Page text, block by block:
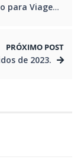
de Menores?
PRÓXIMO POST
de 2023.